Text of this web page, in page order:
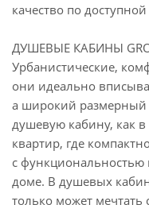
качество по
ДУШЕВЫЕ КАБИНЫ
Урбанистические,
они идеально
а широкий размерный
душевую кабину, как
квартир, где
с функциональностью
доме. В душевых
только может